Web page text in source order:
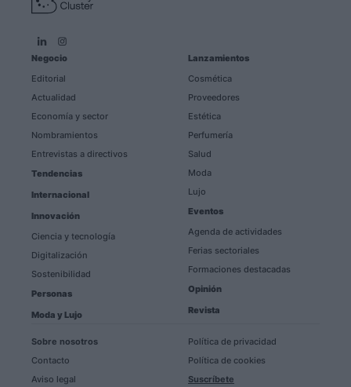
Negocio
Editorial
Actualidad
Economía y sector
Nombramientos
Entrevistas a directivos
Tendencias
Internacional
Innovación
Ciencia y tecnología
Digitalización
Sostenibilidad
Personas
Moda y Lujo
Lanzamientos
Cosmética
Proveedores
Estética
Perfumería
Salud
Moda
Lujo
Eventos
Agenda de actividades
Ferias sectoriales
Formaciones destacadas
Opinión
Revista
Sobre nosotros
Contacto
Aviso legal
Política de privacidad
Política de cookies
Suscríbete